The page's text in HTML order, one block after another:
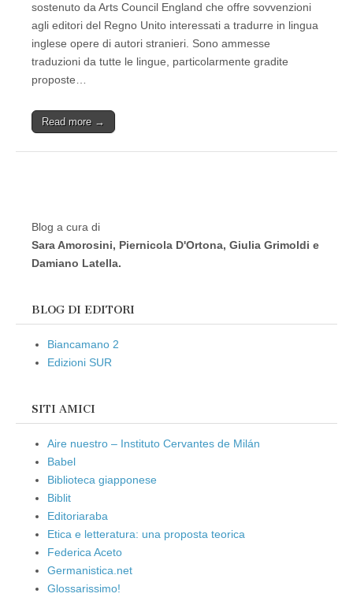
sostenuto da Arts Council England che offre sovvenzioni
agli editori del Regno Unito interessati a tradurre in lingua
inglese opere di autori stranieri. Sono ammesse
traduzioni da tutte le lingue, particolarmente gradite
proposte…
Read more →
Blog a cura di
Sara Amorosini, Piernicola D'Ortona, Giulia Grimoldi e
Damiano Latella.
BLOG DI EDITORI
Biancamano 2
Edizioni SUR
SITI AMICI
Aire nuestro – Instituto Cervantes de Milán
Babel
Biblioteca giapponese
Biblit
Editoriaraba
Etica e letteratura: una proposta teorica
Federica Aceto
Germanistica.net
Glossarissimo!